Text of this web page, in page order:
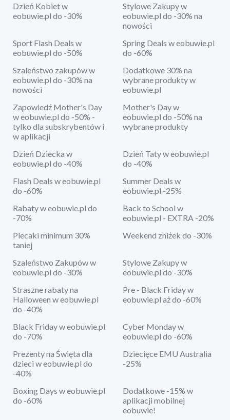
Dzień Kobiet w
eobuwie.pl do -30%
Stylowe Zakupy w
eobuwie.pl do -30% na
nowości
Sport Flash Deals w
eobuwie.pl do -50%
Spring Deals w eobuwie.pl
do -60%
Szaleństwo zakupów w
eobuwie.pl do -30% na
nowości
Dodatkowe 30% na
wybrane produkty w
eobuwie.pl
Zapowiedź Mother's Day
w eobuwie.pl do -50% -
tylko dla subskrybentów i
w aplikacji
Mother's Day w
eobuwie.pl do -50% na
wybrane produkty
Dzień Dziecka w
eobuwie.pl do -40%
Dzień Taty w eobuwie.pl
do -40%
Flash Deals w eobuwie.pl
do -60%
Summer Deals w
eobuwie.pl -25%
Rabaty w eobuwie.pl do
-70%
Back to School w
eobuwie.pl - EXTRA -20%
Plecaki minimum 30%
taniej
Weekend zniżek do -30%
Szaleństwo Zakupów w
eobuwie.pl do -30%
Stylowe Zakupy w
eobuwie.pl do -30%
Straszne rabaty na
Halloween w eobuwie.pl
do -40%
Pre - Black Friday w
eobuwie.pl aż do -60%
Black Friday w eobuwie.pl
do -70%
Cyber Monday w
eobuwie.pl do -60%
Prezenty na Święta dla
dzieci w eobuwie.pl do
-40%
Dziecięce EMU Australia
-25%
Boxing Days w eobuwie.pl
do -60%
Dodatkowe -15% w
aplikacji mobilnej
eobuwie!